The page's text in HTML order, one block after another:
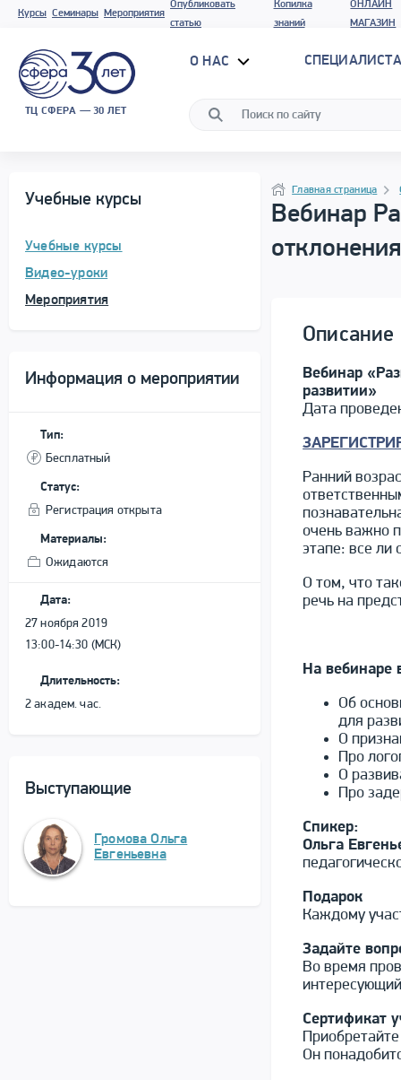
Курсы Семинары Мероприятия
Опубликовать
статью
Копилка
знаний
ОНЛАЙН
МАГАЗИН
ТЦ СФЕРА — 30 ЛЕТ
О НАС
Учебные курсы
Учебные курсы
Видео-уроки
Мероприятия
Информация о мероприятии
Тип:
Бесплатный
Статус:
Регистрация открыта
Материалы:
Ожидаются
Дата:
27 ноября 2019
13:00-14:30 (МСК)
Длительность:
2 академ. час.
Выступающие
Громова Ольга
Евгеньевна
НавигацияГлавная страница
Вебинар
Описание
Вебинар
развитии»
Дата
Ранний
очень важно
этапе: все ли
О том, что
речь на
На вебинаре
Об
для
О
Про
О
Про
Спикер:
Ольга
Подарок
Каждому
Задайте
Во время
Сертификат
Он